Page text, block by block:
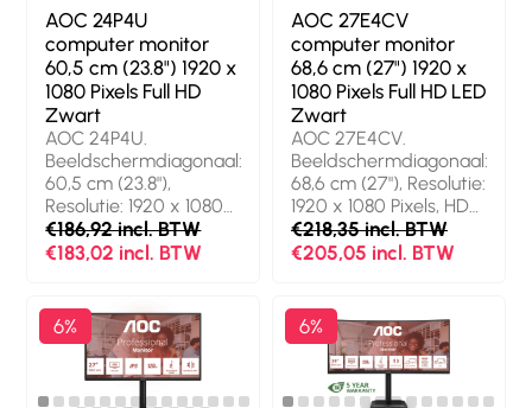
montage, In hoogte
verstelbaar. Kleur van
het product: Zwart
Versie USB-hub: 3.2
Gen 2 (3.1 Gen 2).
VESA-montage, In
hoogte verstelbaar.
Kleur van het product:
Zwart
AOC 24P4U
computer monitor
60,5 cm (23.8") 1920 x
1080 Pixels Full HD
Zwart
AOC 24P4U.
Beeldschermdiagonaal:
60,5 cm (23.8"),
Resolutie: 1920 x 1080
Pixels, HD type: Full HD,
Responstijd: 4 ms,
Ingebouwde
luidsprekers.
Ingebouwde USB-hub,
Versie USB-hub: 3.2
€186,92 incl. BTW
€183,02 incl. BTW
AOC 27E4CV
computer monitor
68,6 cm (27") 1920 x
1080 Pixels Full HD LED
Zwart
AOC 27E4CV.
Beeldschermdiagonaal:
68,6 cm (27"), Resolutie:
1920 x 1080 Pixels, HD
type: Full HD, Display
technologie: LED,
beeldverhouding: 16:9,
Kijkhoek, horizontaal:
178°, Kijkhoek, verticaal:
178°. Ingebouwde
€218,35 incl. BTW
€205,05 incl. BTW
6% 6%